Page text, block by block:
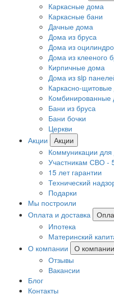
Каркасные дома
Каркасные бани
Дачные дома
Дома из бруса
Дома из
Дома из клееного
Кирпичные дома
Дома из sip
Каркасно-
Бани из бруса
Бани бочки
Церкви
Акции
Акции
Коммуникации
Участникам СВО -
15 лет гарантии
Технический
Подарки
Мы построили
Оплата и доставка
Ипотека
Материнский
О компании
О компании
Отзывы
Вакансии
Блог
Контакты